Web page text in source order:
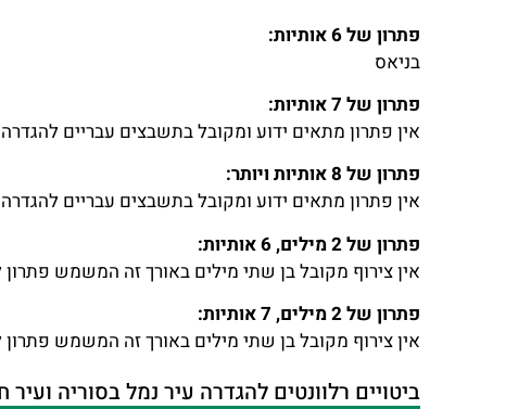
פתרון של 6 אותיות:
בניאס
פתרון של 7 אותיות:
אין פתרון מתאים ידוע ומקובל בתשבצים עבריים להגדרה
פתרון של 8 אותיות ויותר:
אין פתרון מתאים ידוע ומקובל בתשבצים עבריים להגדרה
פתרון של 2 מילים, 6 אותיות:
אין צירוף מקובל בן שתי מילים באורך זה המשמש
פתרון של 2 מילים, 7 אותיות:
אין צירוף מקובל בן שתי מילים באורך זה המשמש
ביטויים רלוונטים להגדרה עיר נמל בסוריה ועיר